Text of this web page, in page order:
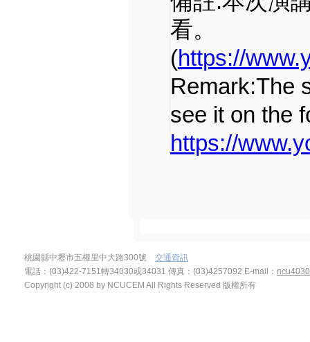
看。
(https://
Remark:The
see it on the
https://
桃園縣中壢市五權里中大路300號 交通資訊
電話：(03)422-7151轉34030或34031 傳真：(03)4257092 E-mail：
Copyright (c) 2008 by NCUCEM All Rights Reserved 版權所有